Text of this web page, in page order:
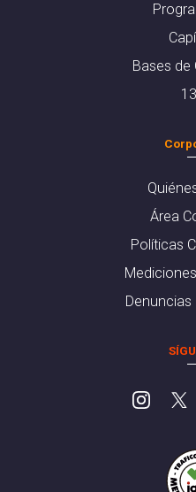
Bases de
Área
Políticas